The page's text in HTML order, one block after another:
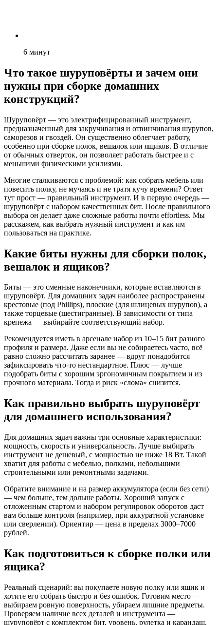
6 минут
Что такое шуруповёрты и зачем они
нужны при сборке домашних
конструкций?
Шуруповёрт — это электрифицированный инструмент,
предназначенный для закручивания и отвинчивания шурупов,
саморезов и гвоздей. Он существенно облегчает работу,
особенно при сборке полок, вешалок или ящиков. В отличие
от обычных отверток, он позволяет работать быстрее и с
меньшими физическими усилиями.
Многие сталкиваются с проблемой: как собрать мебель или
повесить полку, не мучаясь и не тратя кучу времени? Ответ
тут прост — правильный инструмент. И в первую очередь —
шуруповёрт с набором качественных бит. После правильного
выбора он делает даже сложные работы почти effortless. Мы
расскажем, как выбрать нужный инструмент и как им
пользоваться на практике.
Какие биты нужны для сборки полок,
вешалок и ящиков?
Биты — это сменные наконечники, которые вставляются в
шуруповёрт. Для домашних задач наиболее распространены
крестовые (под Phillips), плоские (для шлицевых шурупов), а
также торцевые (шестигранные). В зависимости от типа
крепежа — выбирайте соответствующий набор.
Рекомендуется иметь в арсенале набор из 10–15 бит разного
профиля и размера. Даже если вы не собираетесь часто, всё
равно сложно рассчитать заранее — вдруг понадобится
зафиксировать что-то нестандартное. Плюс — лучше
подобрать биты с хорошим эргономичным покрытием и из
прочного материала. Тогда и риск «слома» снизится.
Как правильно выбрать шуруповёрт
для домашнего использования?
Для домашних задач важны три основные характеристики:
мощность, скорость и универсальность. Лучше выбирать
инструмент не дешевый, с мощностью не ниже 18 Вт. Такой
хватит для работы с мебелью, полками, небольшими
строительными или ремонтными задачами.
Обратите внимание и на размер аккумулятора (если без сети)
— чем больше, тем дольше работы. Хороший запуск с
отложенным стартом и набором регулировок оборотов даст
вам больше контроля (например, при аккуратной установке
или сверлении). Ориентир — цена в пределах 3000–7000
рублей.
Как подготовиться к сборке полки или
ящика?
Реальный сценарий: вы покупаете новую полку или ящик и
хотите его собрать быстро и без ошибок. Готовим место —
выбираем ровную поверхность, убираем лишние предметы.
Проверяем наличие всех деталей и инструмента —
шуруповёрт с комплектом бит, уровень, рулетка и карандаш.